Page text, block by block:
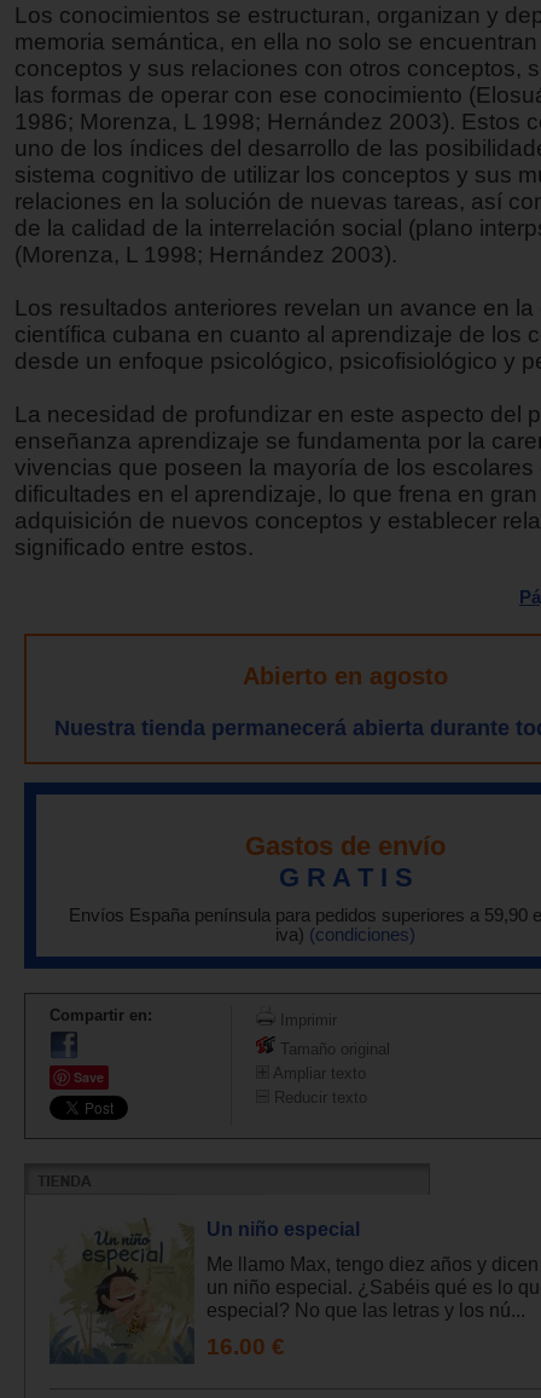
Los conocimientos se estructuran, organizan y
memoria semántica, en ella no solo se
conceptos y sus relaciones con otros conceptos,
las formas de operar con ese conocimiento
1986; Morenza, L 1998; Hernández 2003). Estos
uno de los índices del desarrollo de las
sistema cognitivo de utilizar los conceptos y sus
relaciones en la solución de nuevas tareas, así
de la calidad de la interrelación social (plano
(Morenza, L 1998; Hernández 2003).
Los resultados anteriores revelan un avance en
científica cubana en cuanto al aprendizaje de los
desde un enfoque psicológico, psicofisiológico y
La necesidad de profundizar en este aspecto del
enseñanza aprendizaje se fundamenta por la
vivencias que poseen la mayoría de los escolares
dificultades en el aprendizaje, lo que frena en
adquisición de nuevos conceptos y establecer
significado entre estos.
Abierto en agosto
Nuestra tienda permanecerá abierta durante
Gastos de envío
G R A T I S
Envíos España península para pedidos superiores a 59,90
iva) (condiciones)
Compartir en:
Save
Imprimir
Tamaño original
Ampliar texto
Reducir texto
Un niño especial
Me llamo Max, tengo diez años y
un niño especial. ¿Sabéis qué es lo
especial? No que las letras y los nú...
16.00 €